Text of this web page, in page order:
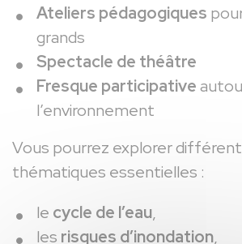
Ateliers pédagogiques
grands
Spectacle de théâtre
Fresque participative
l’environnement
Vous pourrez explorer
thématiques essentielles :
le cycle de l’eau,
les risques d’inondation,